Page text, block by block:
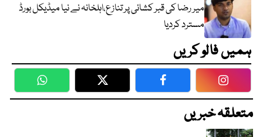
میر رضا کی قبر کشائی پر تنازع،اہلخانہ نے نیا میڈیکل بورڈ
مسترد کردیا
ہمیں فالو کریں
WhatsApp Twitter Facebook
متعلقہ خبریں